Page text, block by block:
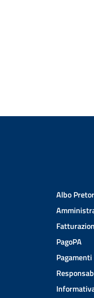
Albo
PagoPA